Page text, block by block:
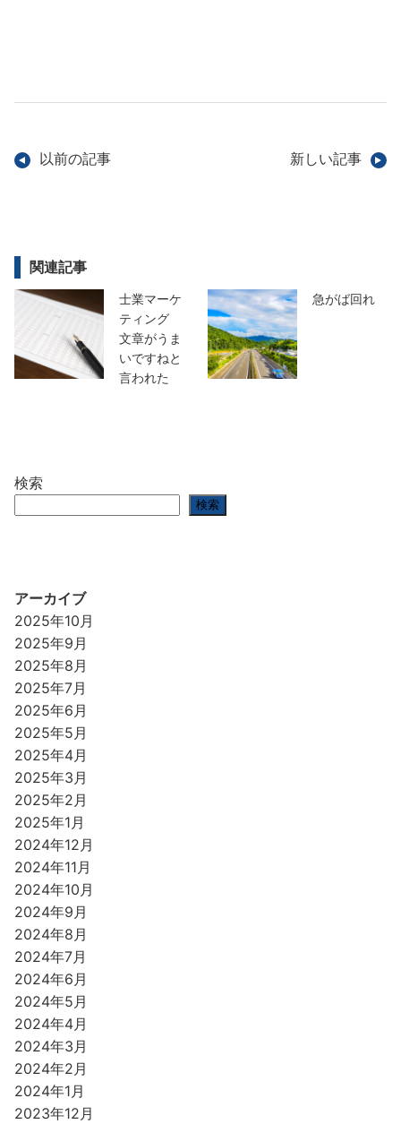
以前の記事 新しい記事
関連記事
士業マーケ
ティング
文章がうま
いですねと
言われた
急がば回れ
検索
検索
アーカイブ
2025年10月
2025年9月
2025年8月
2025年7月
2025年6月
2025年5月
2025年4月
2025年3月
2025年2月
2025年1月
2024年12月
2024年11月
2024年10月
2024年9月
2024年8月
2024年7月
2024年6月
2024年5月
2024年4月
2024年3月
2024年2月
2024年1月
2023年12月